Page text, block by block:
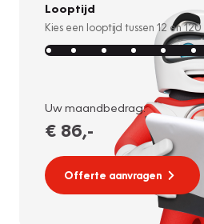
Looptijd
Kies een looptijd tussen 12 en120
Uw maandbedrag:
€ 86,-
Offerte aanvragen